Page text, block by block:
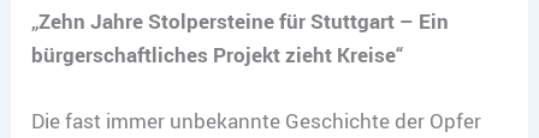
„Zehn Jahre Stolpersteine für Stuttgart – Ein
bürgerschaftliches Projekt zieht Kreise“
Die fast immer unbekannte Geschichte der Opfer